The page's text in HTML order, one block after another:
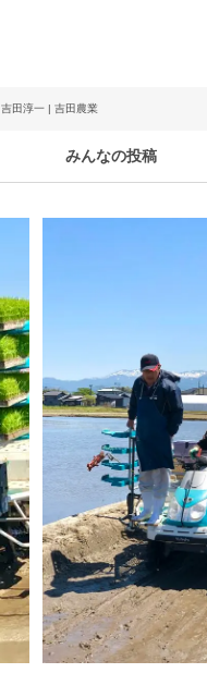
吉田淳一 | 吉田農業
みんなの投稿